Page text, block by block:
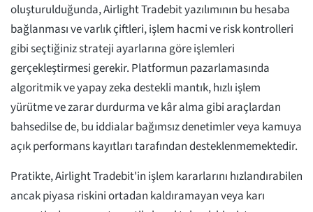
oluşturulduğunda, Airlight Tradebit yazılımının bu hesaba
bağlanması ve varlık çiftleri, işlem hacmi ve risk kontrolleri
gibi seçtiğiniz strateji ayarlarına göre işlemleri
gerçekleştirmesi gerekir. Platformun pazarlamasında
algoritmik ve yapay zeka destekli mantık, hızlı işlem
yürütme ve zarar durdurma ve kâr alma gibi araçlardan
bahsedilse de, bu iddialar bağımsız denetimler veya kamuya
açık performans kayıtları tarafından desteklenmemektedir.
Pratikte, Airlight Tradebit'in işlem kararlarını hızlandırabilen
ancak piyasa riskini ortadan kaldıramayan veya karı